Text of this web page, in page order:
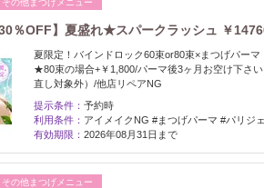
30％OFF】夏盛れ★スパークラッシュ ￥
夏限定！バインドロック60束or80束×まつげパー
★80束の場合+￥1,800/パーマ後3ヶ月お空け下さ
直し対象外）/他店リペアNG
提示条件： 予約時
利用条件： アイメイクNG #まつげパーマ #パリジ
有効期限： 2026年08月31日まで
その他まつげメニュー